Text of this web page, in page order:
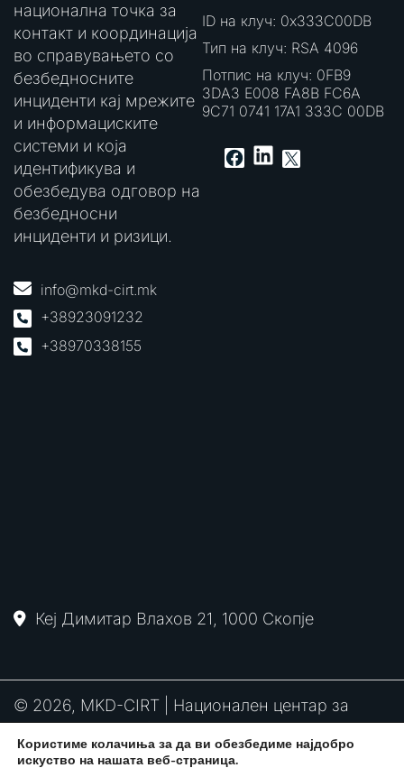
Користиме колачиња за да ви обезбедиме најдобро
искуство на нашата веб-страница.
национална точка за
контакт и координација
во справувањето со
безбедносните
инциденти кај мрежите
и информациските
системи и која
идентификува и
обезбедува одговор на
безбедносни
инциденти и ризици.
info@mkd-cirt.mk
+38923091232
+38970338155
ID на клуч: 0x333C00DB
Тип на клуч: RSA 4096
Потпис на клуч: 0FB9
3DA3 E008 FA8B FC6A
9C71 0741 17A1 333C 00DB
Facebook
LinkedIn
X
Кеј Димитар Влахов 21, 1000 Скопје
© 2026, MKD-CIRT | Национален центар за
одговор на компјутерски инциденти
PGP
RFC2350 Политика за привантост